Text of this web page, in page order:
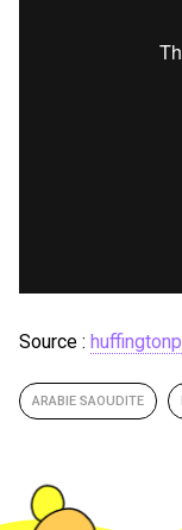
Source :
ARABIE SAOUDITE